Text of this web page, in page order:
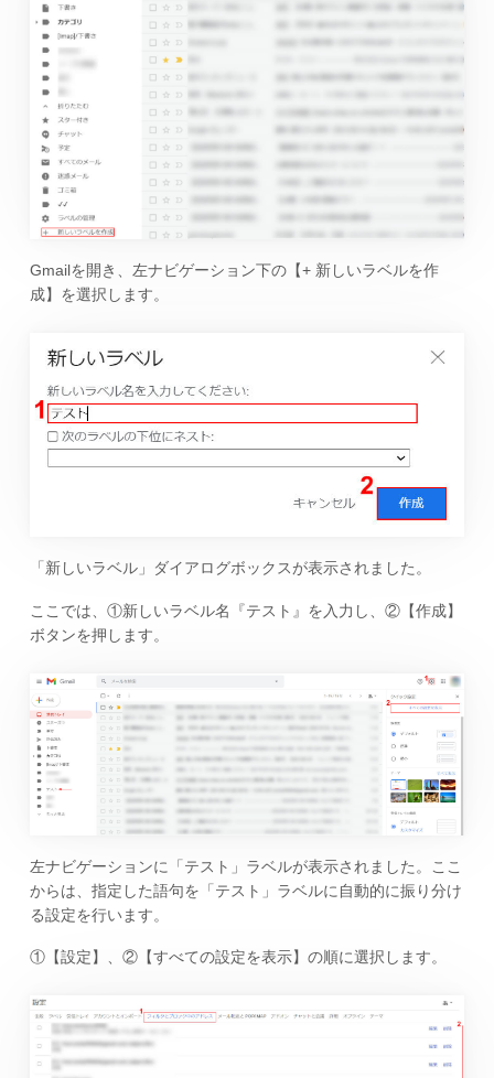
Gmailを開き、左ナビゲーション下の【+ 新しいラベルを作
成】を選択します。
「新しいラベル」ダイアログボックスが表示されました。
ここでは、①新しいラベル名『テスト』を入力し、②【作成】
ボタンを押します。
左ナビゲーションに「テスト」ラベルが表示されました。ここ
からは、指定した語句を「テスト」ラベルに自動的に振り分け
る設定を行います。
①【設定】、②【すべての設定を表示】の順に選択します。